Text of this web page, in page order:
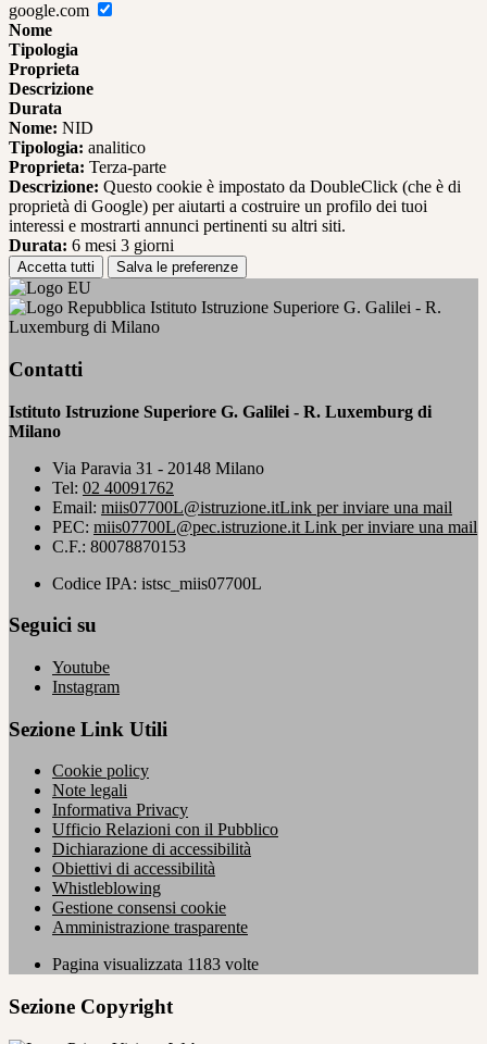
google.com
Nome
Tipologia
Proprieta
Descrizione
Durata
Nome: NID
Tipologia: analitico
Proprieta: Terza-parte
Descrizione: Questo cookie è impostato da DoubleClick (che è di
proprietà di Google) per aiutarti a costruire un profilo dei tuoi
interessi e mostrarti annunci pertinenti su altri siti.
Durata: 6 mesi 3 giorni
Accetta tutti Salva le preferenze
Istituto Istruzione Superiore G. Galilei - R.
Luxemburg di Milano
Contatti
Istituto Istruzione Superiore G. Galilei - R. Luxemburg di
Milano
Via Paravia 31 - 20148 Milano
Tel: 02 40091762
Email: miis07700L@istruzione.itLink per inviare una mail
PEC: miis07700L@pec.istruzione.it Link per inviare una mail
C.F.: 80078870153
Codice IPA: istsc_miis07700L
Seguici su
Youtube
Instagram
Sezione Link Utili
Cookie policy
Note legali
Informativa Privacy
Ufficio Relazioni con il Pubblico
Dichiarazione di accessibilità
Obiettivi di accessibilità
Whistleblowing
Gestione consensi cookie
Amministrazione trasparente
Pagina visualizzata 1183 volte
Sezione Copyright